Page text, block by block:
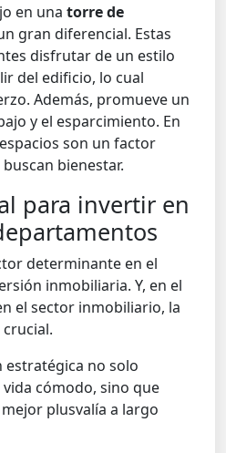
en una torre de
gran diferencial. Estas
disfrutar de un estilo
del edificio, lo cual
Además, promueve un
y el esparcimiento. En
son un factor
bienestar.
para invertir en
determinante en el
inmobiliaria. Y, en el
el sector inmobiliario, la
crucial.
estratégica no solo
cómodo, sino que
plusvalía a largo